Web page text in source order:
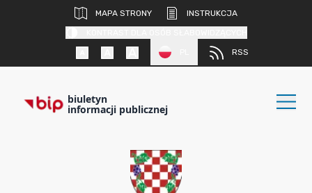
MAPA STRONY
INSTRUKCJA
RSS
biuletyn
informacji publicznej